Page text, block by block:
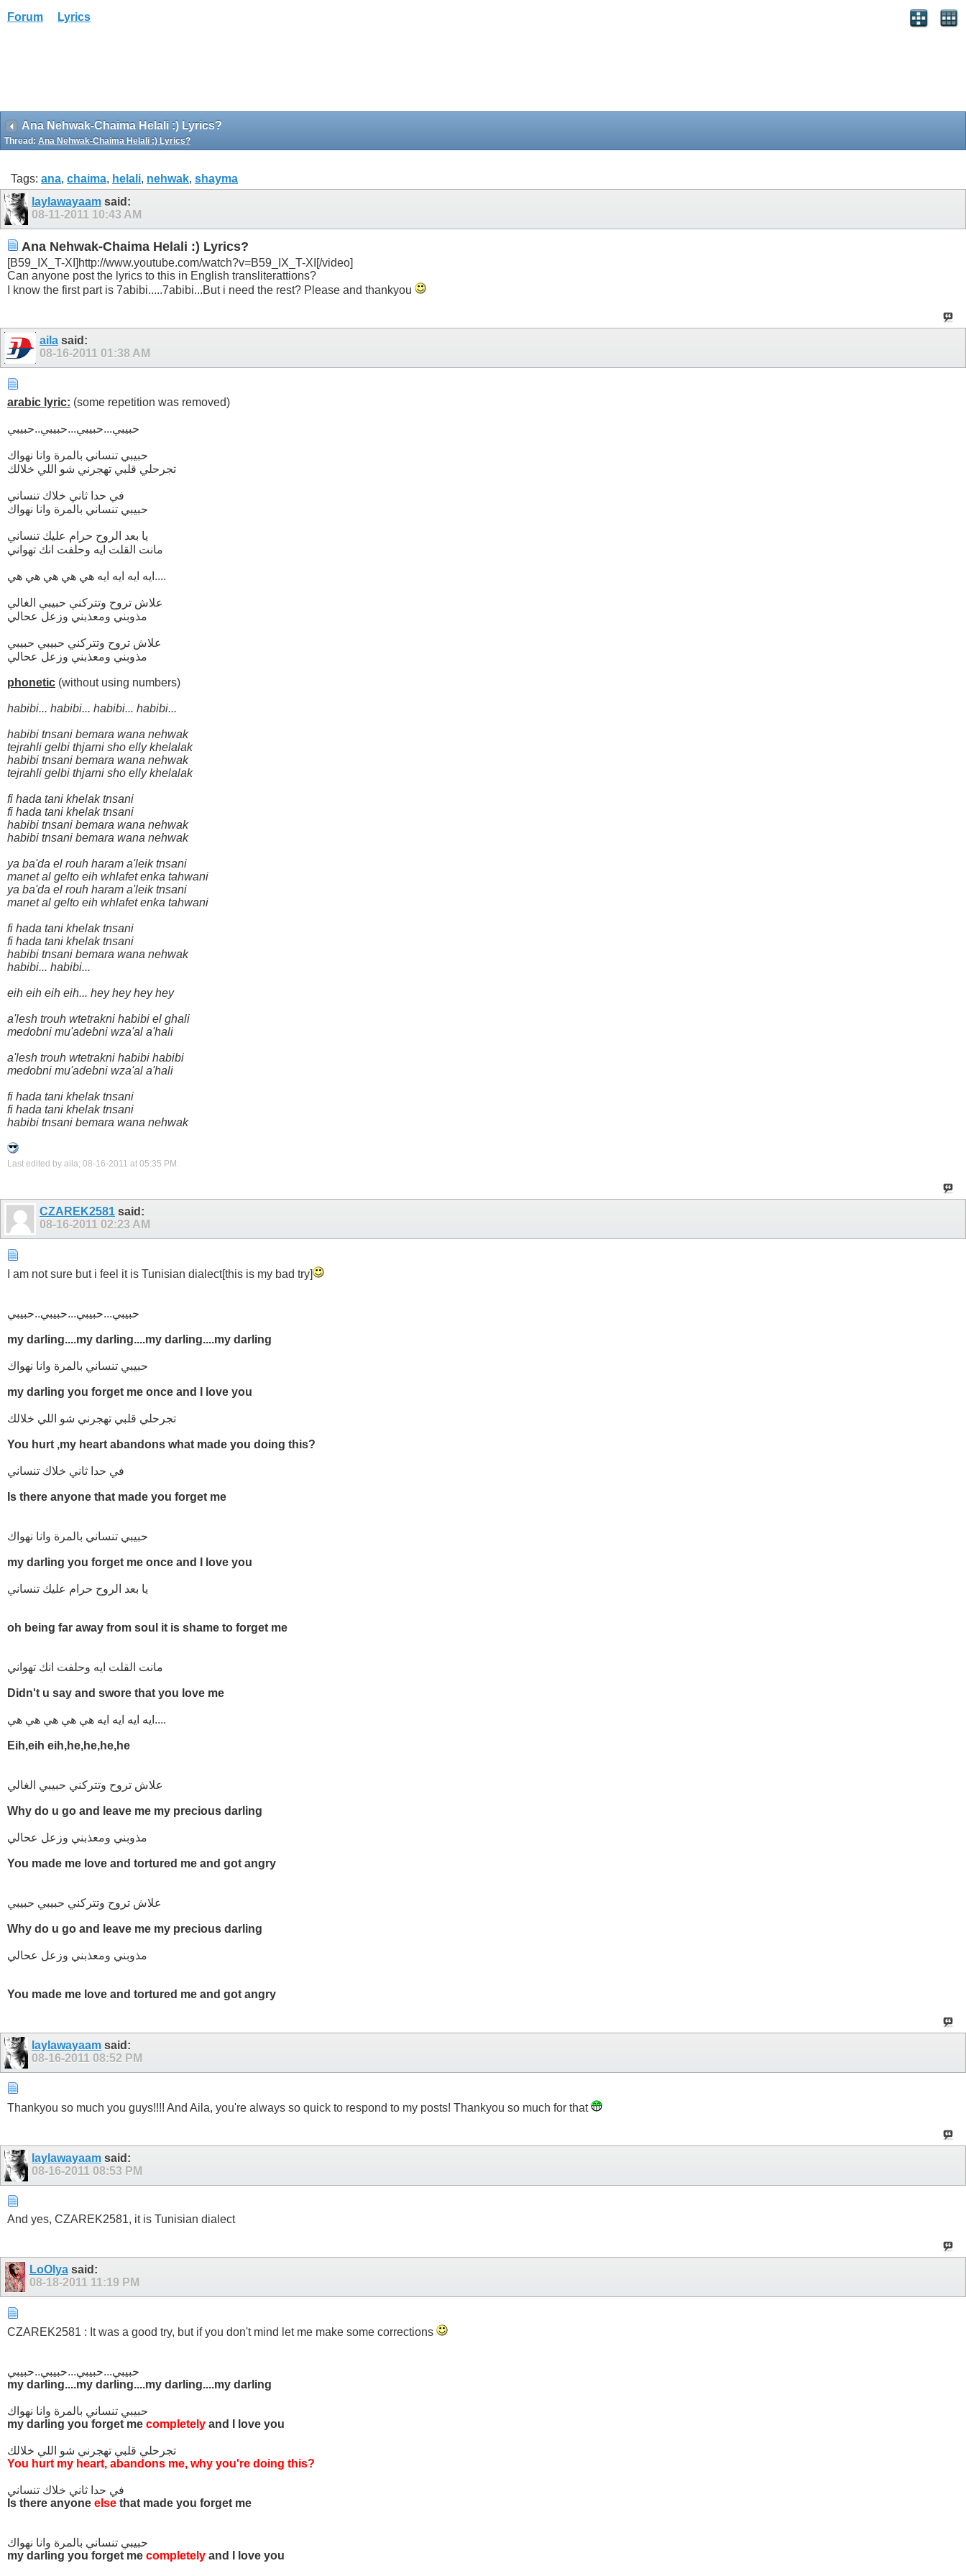
Forum Lyrics
Ana Nehwak-Chaima Helali :) Lyrics?
Thread: Ana Nehwak-Chaima Helali :) Lyrics?
Tags: ana, chaima, helali, nehwak, shayma
laylawayaam said:
08-11-2011 10:43 AM
Ana Nehwak-Chaima Helali :) Lyrics?
[B59_IX_T-XI]http://www.youtube.com/watch?v=B59_IX_T-XI[/video]
Can anyone post the lyrics to this in English transliterattions?
I know the first part is 7abibi.....7abibi...But i need the rest? Please and thankyou
aila said:
08-16-2011 01:38 AM
arabic lyric: (some repetition was removed)
حبيبي...حبيبي...حبيبي..حبيبي
حبيبي تنساني بالمرة وانا نهواك
تجرحلي قلبي تهجرني شو اللي خلالك
في حدا ثاني خلاك تنساني
حبيبي تنساني بالمرة وانا نهواك
يا بعد الروح حرام عليك تنساني
مانت القلت ايه وحلفت انك تهواني
ايه ايه ايه ايه هي هي هي هي هي....
علاش تروح وتتركني حبيبي الغالي
مذوبني ومعذبني وزعل عحالي
علاش تروح وتتركني حبيبي حبيبي
مذوبني ومعذبني وزعل عحالي
phonetic (without using numbers)
habibi... habibi... habibi... habibi...
habibi tnsani bemara wana nehwak
tejrahli gelbi thjarni sho elly khelalak
habibi tnsani bemara wana nehwak
tejrahli gelbi thjarni sho elly khelalak
fi hada tani khelak tnsani
fi hada tani khelak tnsani
habibi tnsani bemara wana nehwak
habibi tnsani bemara wana nehwak
ya ba'da el rouh haram a'leik tnsani
manet al gelto eih whlafet enka tahwani
ya ba'da el rouh haram a'leik tnsani
manet al gelto eih whlafet enka tahwani
fi hada tani khelak tnsani
fi hada tani khelak tnsani
habibi tnsani bemara wana nehwak
habibi... habibi...
eih eih eih eih... hey hey hey hey
a'lesh trouh wtetrakni habibi el ghali
medobni mu'adebni wza'al a'hali
a'lesh trouh wtetrakni habibi habibi
medobni mu'adebni wza'al a'hali
fi hada tani khelak tnsani
fi hada tani khelak tnsani
habibi tnsani bemara wana nehwak
Last edited by aila; 08-16-2011 at 05:35 PM
CZAREK2581 said:
08-16-2011 02:23 AM
I am not sure but i feel it is Tunisian dialect[this is my bad try]
حبيبي...حبيبي...حبيبي..حبيبي
my darling....my darling....my darling....my darling
حبيبي تنساني بالمرة وانا نهواك
my darling you forget me once and I love you
تجرحلي قلبي تهجرني شو اللي خلالك
You hurt ,my heart abandons what made you doing this?
في حدا ثاني خلاك تنساني
Is there anyone that made you forget me
حبيبي تنساني بالمرة وانا نهواك
my darling you forget me once and I love you
يا بعد الروح حرام عليك تنساني
oh being far away from soul it is shame to forget me
مانت القلت ايه وحلفت انك تهواني
Didn't u say and swore that you love me
ايه ايه ايه ايه هي هي هي هي هي....
Eih,eih eih,he,he,he,he
علاش تروح وتتركني حبيبي الغالي
Why do u go and leave me my precious darling
مذوبني ومعذبني وزعل عحالي
You made me love and tortured me and got angry
علاش تروح وتتركني حبيبي حبيبي
Why do u go and leave me my precious darling
مذوبني ومعذبني وزعل عحالي
You made me love and tortured me and got angry
laylawayaam said:
08-16-2011 08:52 PM
Thankyou so much you guys!!!! And Aila, you're always so quick to respond to my posts! Thankyou so much for that
laylawayaam said:
08-16-2011 08:53 PM
And yes, CZAREK2581, it is Tunisian dialect
LoOlyasaid:
08-18-2011 11:19 PM
CZAREK2581 : It was a good try, but if you don't mind let me make some corrections
حبيبي...حبيبي...حبيبي..حبيبي
my darling....my darling....my darling....my darling
حبيبي تنساني بالمرة وانا نهواك
my darling you forget me completely and I love you
تجرحلي قلبي تهجرني شو اللي خلالك
You hurt my heart, abandons me, why you're doing this?
في حدا ثاني خلاك تنساني
Is there anyone else that made you forget me
حبيبي تنساني بالمرة وانا نهواك
my darling you forget me completely and I love you